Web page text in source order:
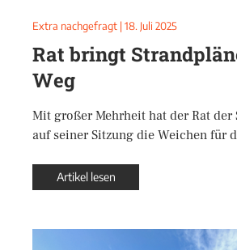
Extra nachgefragt | 18. Juli 2025
Rat bringt
Weg
Mit großer Mehrheit hat der Rat der
auf seiner Sitzung die Weichen für
Artikel lesen